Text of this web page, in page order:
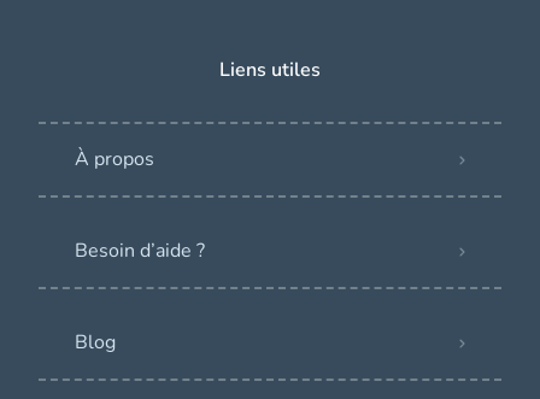
Liens utiles
À propos
Besoin d’aide ?
Blog